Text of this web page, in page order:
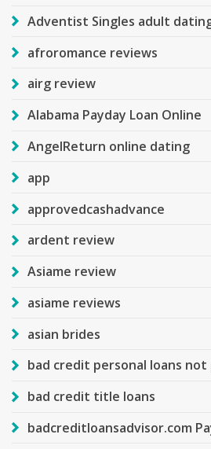
Adventist Singles adult
afroromance reviews
airg review
Alabama Payday Loan Online
AngelReturn online dating
app
approvedcashadvance
ardent review
Asiame review
asiame reviews
asian brides
bad credit personal loans not
bad credit title loans
badcreditloansadvisor.com